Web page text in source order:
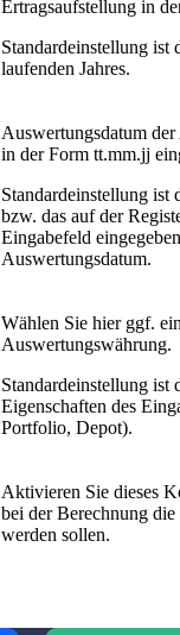
Ertragsaufstellung in
Standardeinstellung ist
laufenden Jahres.
Auswertungsdatum
in der Form tt.mm.jj
Standardeinstellung ist
bzw. das auf der
Eingabefeld
Auswertungsdatum.
Wählen Sie hier ggf.
Auswertungswährung.
Standardeinstellung ist
Eigenschaften des
Portfolio, Depot).
Aktivieren Sie dieses
bei der Berechnung
werden sollen.